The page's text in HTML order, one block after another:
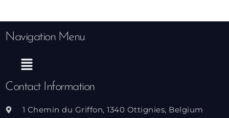
Navigation Menu
Menu
Contact Information
1 Chemin du Griffon, 1340 Ottignies, Belgium